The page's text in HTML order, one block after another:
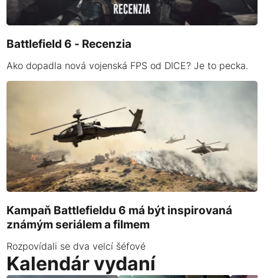
Battlefield 6 - Recenzia
Ako dopadla nová vojenská FPS od DICE? Je to pecka.
Kampaň Battlefieldu 6 má být inspirovaná
známým seriálem a filmem
Rozpovídali se dva velcí šéfové
Kalendár vydaní